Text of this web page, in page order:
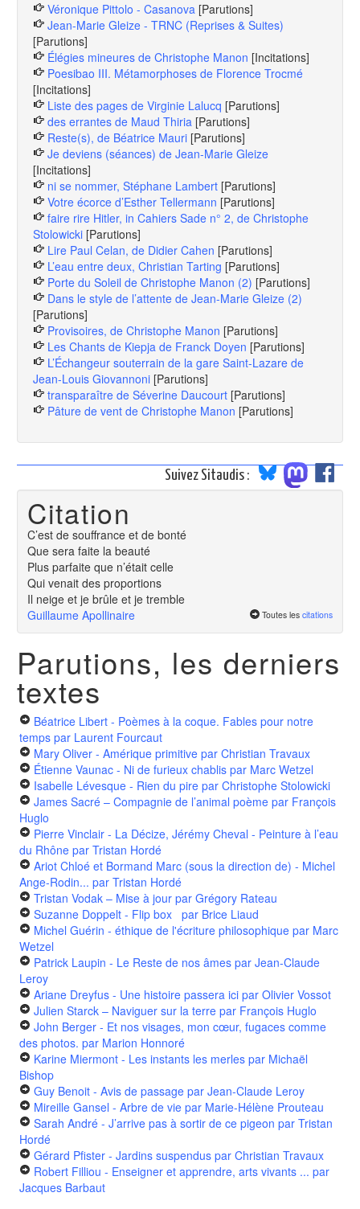
Véronique Pittolo - Casanova [Parutions]
Jean-Marie Gleize - TRNC (Reprises & Suites)
[Parutions]
Élégies mineures de Christophe Manon [Incitations]
Poesibao III. Métamorphoses de Florence Trocmé
[Incitations]
Liste des pages de Virginie Lalucq [Parutions]
des errantes de Maud Thiria [Parutions]
Reste(s), de Béatrice Mauri [Parutions]
Je deviens (séances) de Jean-Marie Gleize
[Incitations]
ni se nommer, Stéphane Lambert [Parutions]
Votre écorce d’Esther Tellermann [Parutions]
faire rire Hitler, in Cahiers Sade n° 2, de Christophe
Stolowicki [Parutions]
Lire Paul Celan, de Didier Cahen [Parutions]
L’eau entre deux, Christian Tarting [Parutions]
Porte du Soleil de Christophe Manon (2) [Parutions]
Dans le style de l’attente de Jean-Marie Gleize (2)
[Parutions]
Provisoires, de Christophe Manon [Parutions]
Les Chants de Kiepja de Franck Doyen [Parutions]
L’Échangeur souterrain de la gare Saint-Lazare de
Jean-Louis Giovannoni [Parutions]
transparaître de Séverine Daucourt [Parutions]
Pâture de vent de Christophe Manon [Parutions]
Suivez Sitaudis :
Citation
C’est de souffrance et de bonté
Que sera faite la beauté
Plus parfaite que n’était celle
Qui venait des proportions
Il neige et je brûle et je tremble
Guillaume Apollinaire
Toutes les citations
Parutions, les derniers
textes
Béatrice Libert - Poèmes à la coque. Fables pour notre
temps par Laurent Fourcaut
Mary Oliver - Amérique primitive par Christian Travaux
Étienne Vaunac - Ni de furieux chablis par Marc Wetzel
Isabelle Lévesque - Rien du pire par Christophe Stolowicki
James Sacré – Compagnie de l’animal poème par François
Huglo
Pierre Vinclair - La Décize, Jérémy Cheval - Peinture à l’eau
du Rhône par Tristan Hordé
Ariot Chloé et Bormand Marc (sous la direction de) - Michel
Ange-Rodin... par Tristan Hordé
Tristan Vodak – Mise à jour par Grégory Rateau
Suzanne Doppelt - Flip box par Brice Liaud
Michel Guérin - éthique de l'écriture philosophique par Marc
Wetzel
Patrick Laupin - Le Reste de nos âmes par Jean-Claude
Leroy
Ariane Dreyfus - Une histoire passera ici par Olivier Vossot
Julien Starck – Naviguer sur la terre par François Huglo
John Berger - Et nos visages, mon cœur, fugaces comme
des photos. par Marion Honnoré
Karine Miermont - Les instants les merles par Michaël
Bishop
Guy Benoit - Avis de passage par Jean-Claude Leroy
Mireille Gansel - Arbre de vie par Marie-Hélène Prouteau
Sarah André - J’arrive pas à sortir de ce pigeon par Tristan
Hordé
Gérard Pfister - Jardins suspendus par Christian Travaux
Robert Filliou - Enseigner et apprendre, arts vivants ... par
Jacques Barbaut